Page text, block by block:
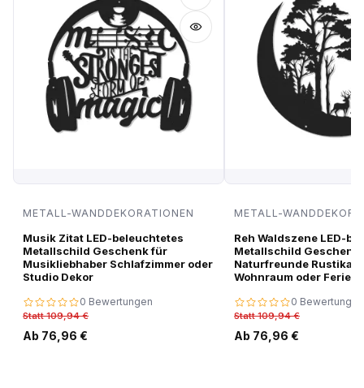
METALL-WANDDEKORATIONEN
Musik Zitat LED-beleuchtetes
Metallschild Geschenk für
Musikliebhaber Schlafzimmer oder
Studio Dekor
0 Bewertungen
Statt 109,94 €
Ab 76,96 €
METALL-
Reh Waldszene LED-
Metallschild Geschenk
Naturfreunde
Wohnraum oder
0 Bewertungen
Statt 109,94 €
Ab 76,96 €